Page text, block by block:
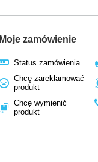
Moje zamówienie
Status zamówienia
Chcę zareklamować
produkt
Chcę wymienić
produkt